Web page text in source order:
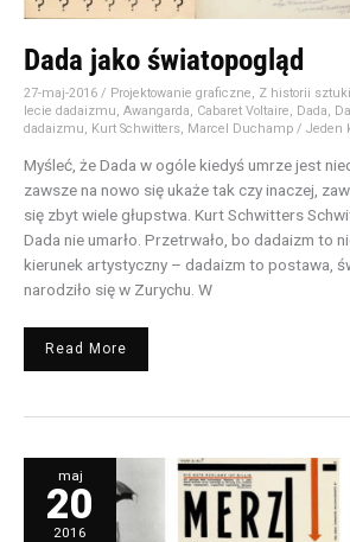
Dada jako światopogląd
27-maj-2016 / Projektowanie graficzne, Z historii sztuki
lecie dadaizmu, Awangarda, Cabaret Voltaire, Dada,
dadaizmu, Kurt Schwitters, Marcel Duchamp / Jeden
Myśleć, że Dada w ogóle kiedyś umrze jest
zawsze na nowo się ukaże tak czy inaczej,
się zbyt wiele głupstwa. Kurt Schwitters
Dada nie umarło. Przetrwało, bo dadaizm to
kierunek artystyczny – dadaizm to postawa,
narodziło się w Zurychu. W
Read More
maj
20
2016
MERZ
Kurta
Schwittersa
połączenie
sztuki